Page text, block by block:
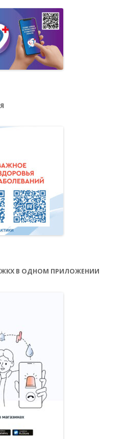
ЖКХ В ОДНОМ ПРИЛОЖЕНИИ